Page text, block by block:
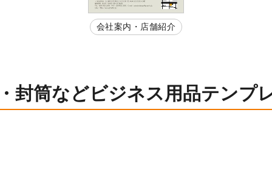
会社案内・店舗紹介
封筒などビジネス用品テンプ